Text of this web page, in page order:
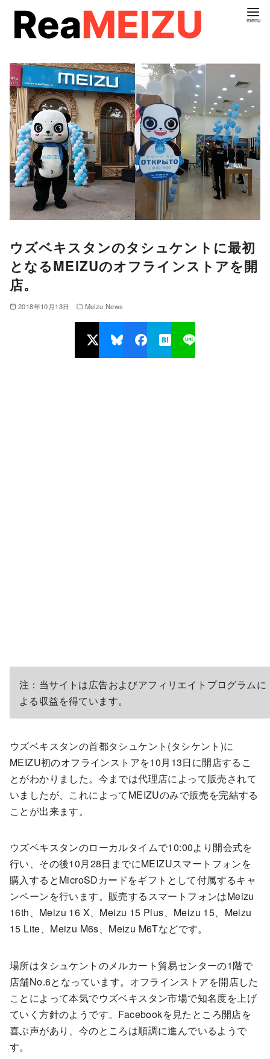
ウズベキスタンのタシュケントに最初
となるMEIZUのオフラインストアを開
店。
2018年10月13日 Meizu News
注：当サイトは広告およびアフィリエイトプログラムに
よる収益を得ています。
ウズベキスタンの首都タシュケント(タシケント)に
MEIZU初のオフラインストアを10月13日に開店するこ
とがわかりました。今までは代理店によって販売されて
いましたが、これによってMEIZUのみで販売を完結する
ことが出来ます。
ウズベキスタンのローカルタイムで10:00より開会式を
行い、その後10月28日までにMEIZUスマートフォンを
購入するとMicroSDカードをギフトとして付属するキャ
ンペーンを行います。販売するスマートフォンはMeizu
16th、Meizu 16 X、Meizu 15 Plus、Meizu 15、Meizu
15 Lite、Meizu M6s、Meizu M6Tなどです。
場所はタシュケントのメルカート貿易センターの1階で
店舗No.6となっています。オフラインストアを開店した
ことによって本気でウズベキスタン市場で知名度を上げ
ていく方針のようです。Facebookを見たところ開店を
喜ぶ声があり、今のところは順調に進んでいるようで
す。